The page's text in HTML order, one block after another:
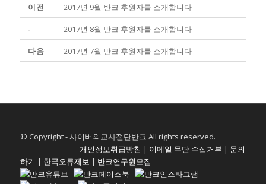
이전 2017년 9월 반크 후원자를 소개합니다
- 2017년 8월 반크 후원자를 소개합니다
다음 2017년 7월 반크 후원자를 소개합니다
© Copyright - 사이버외교사절단반크 All rights reserved.
개인정보취급방침 | 이메일 무단 수집거부 | 문의
하기 | 한국오류제보 | 반크연구원모집